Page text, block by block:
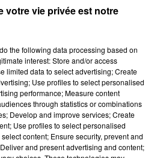
Xperiences !
- Gagnez votre balade
ski !
votre vie privée est notre
do the following data processing based on
interest: Store and/or access
limited data to select advertising; Create
Use profiles to select personalised
performance; Measure content
through statistics or combinations
Develop and improve services; Create
Use profiles to select personalised
content; Ensure security, prevent and
and present advertising and content;